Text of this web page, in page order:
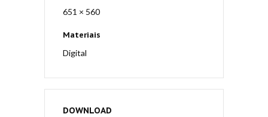
651 × 560
Materiais
Digital
DOWNLOAD